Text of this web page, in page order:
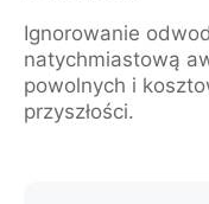
Ignorowanie
natychmiastową
powolnych i
przyszłości.